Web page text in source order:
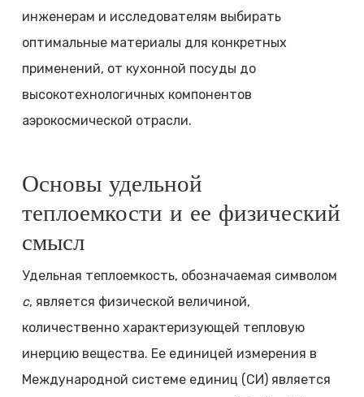
инженерам и исследователям выбирать
оптимальные материалы для конкретных
применений, от кухонной посуды до
высокотехнологичных компонентов
аэрокосмической отрасли.
Основы удельной
теплоемкости и ее физический
смысл
Удельная теплоемкость, обозначаемая символом
c, является физической величиной,
количественно характеризующей тепловую
инерцию вещества. Ее единицей измерения в
Международной системе единиц (СИ) является